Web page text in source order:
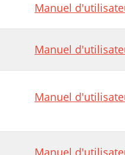
Manuel
Manuel
Manuel
Manuel